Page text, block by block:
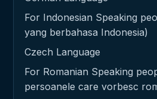
For Indonesian Speaking
yang berbahasa Indonesia)
Czech Language
For Romanian Speaking
persoanele care vorbesc